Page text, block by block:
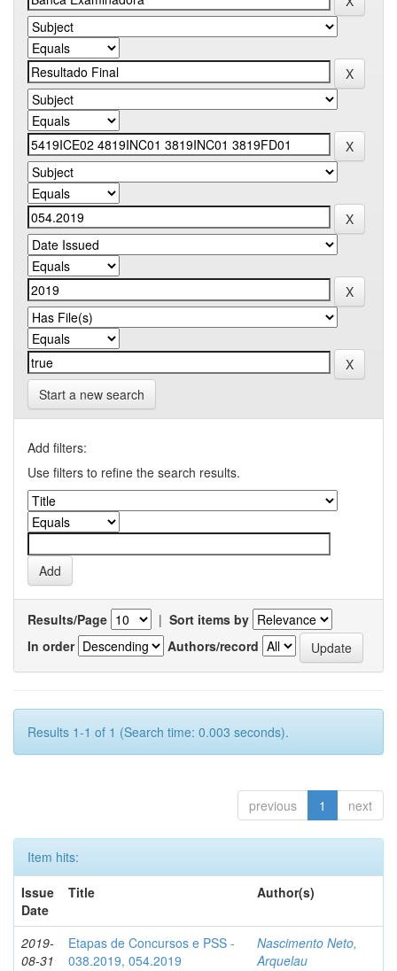
Start a new search
Add filters:
Use filters to refine the search results.
Results/Page | Sort items by
In order
Authors/record
Results 1-1 of 1 (Search time: 0.003 seconds).
previous 1 next
Item hits:
Issue
Date
Title Author(s)
2019-
08-31
Etapas de Concursos e PSS -
038.2019, 054.2019
Nascimento Neto,
Arquelau